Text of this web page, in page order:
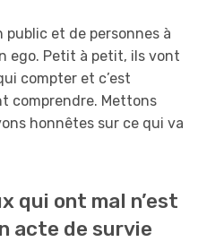
public et de personnes à
ego. Petit à petit, ils vont
compter et c’est
comprendre. Mettons
honnêtes sur ce qui va
qui ont mal n’est
acte de survie